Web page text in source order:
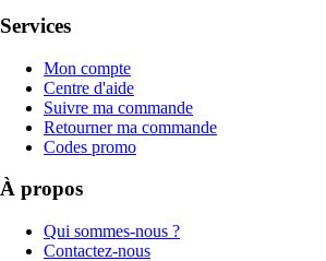
Services
Mon compte
Centre d'aide
Suivre ma commande
Retourner ma commande
Codes promo
À propos
Qui sommes-nous ?
Contactez-nous